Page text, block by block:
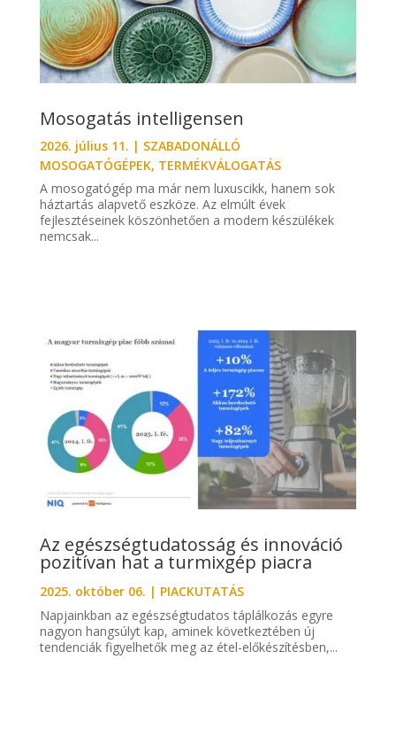
Mosogatás intelligensen
2026. július 11. | SZABADONÁLLÓ
MOSOGATÓGÉPEK, TERMÉKVÁLOGATÁS
A mosogatógép ma már nem luxuscikk, hanem sok
háztartás alapvető eszköze. Az elmúlt évek
fejlesztéseinek köszönhetően a modern készülékek
nemcsak...
Az egészségtudatosság és innováció
pozitívan hat a turmixgép piacra
2025. október 06. | PIACKUTATÁS
Napjainkban az egészségtudatos táplálkozás egyre
nagyon hangsúlyt kap, aminek következtében új
tendenciák figyelhetők meg az étel-előkészítésben,...